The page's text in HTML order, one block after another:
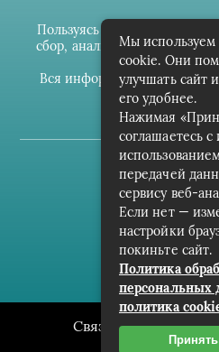
Пользуясь данным ресурсом
сбор, анализ и хранение
согласно
Вся информация
целях.
(c) cpark-
Карта
О
Архив
Связаться с
Мы
cookie. Они
улучшать сайт
его удобнее.
Нажимая
соглашаетесь с
передачей
сервису веб-
Если нет —
настройки
покиньте сайт.
Политика
персональных
политика
Принять